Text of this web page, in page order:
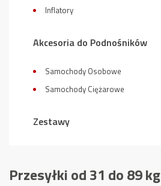
Inflatory
Akcesoria do Podnośników
Samochody Osobowe
Samochody Ciężarowe
Zestawy
Przesyłki od 31 do 89 kg